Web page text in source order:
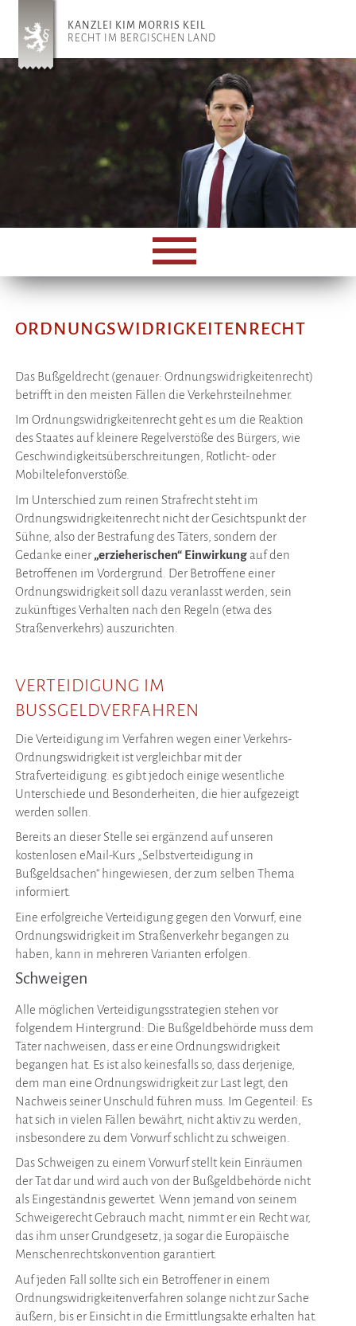
KANZLEI KIM MORRIS KEIL
RECHT IM BERGISCHEN LAND
ORDNUNGSWIDRIGKEITENRECHT
Das Bußgeldrecht (genauer: Ordnungswidrigkeitenrecht)
betrifft in den meisten Fällen die Verkehrsteilnehmer.
Im Ordnungswidrigkeitenrecht geht es um die Reaktion
des Staates auf kleinere Regelverstöße des Bürgers, wie
Geschwindigkeitsüberschreitungen, Rotlicht- oder
Mobiltelefonverstöße.
Im Unterschied zum reinen Strafrecht steht im
Ordnungswidrigkeitenrecht nicht der Gesichtspunkt der
Sühne, also der Bestrafung des Täters, sondern der
Gedanke einer „erzieherischen“ Einwirkungauf den
Betroffenen im Vordergrund. Der Betroffene einer
Ordnungswidrigkeit soll dazu veranlasst werden, sein
zukünftiges Verhalten nach den Regeln (etwa des
Straßenverkehrs) auszurichten.
VERTEIDIGUNG IM
BUSSGELDVERFAHREN
Die Verteidigung im Verfahren wegen einer Verkehrs-
Ordnungswidrigkeit ist vergleichbar mit der
Strafverteidigung. es gibt jedoch einige wesentliche
Unterschiede und Besonderheiten, die hier aufgezeigt
werden sollen.
Bereits an dieser Stelle sei ergänzend auf unseren
kostenlosen eMail-Kurs „Selbstverteidigung in
Bußgeldsachen“ hingewiesen, der zum selben Thema
informiert.
Eine erfolgreiche Verteidigung gegen den Vorwurf, eine
Ordnungswidrigkeit im Straßenverkehr begangen zu
haben, kann in mehreren Varianten erfolgen.
Schweigen
Alle möglichen Verteidigungsstrategien stehen vor
folgendem Hintergrund: Die Bußgeldbehörde muss dem
Täter nachweisen, dass er eine Ordnungswidrigkeit
begangen hat. Es ist also keinesfalls so, dass derjenige,
dem man eine Ordnungswidrigkeit zur Last legt, den
Nachweis seiner Unschuld führen muss. Im Gegenteil: Es
hat sich in vielen Fällen bewährt, nicht aktiv zu werden,
insbesondere zu dem Vorwurf schlicht zu schweigen.
Das Schweigen zu einem Vorwurf stellt kein Einräumen
der Tat dar und wird auch von der Bußgeldbehörde nicht
als Eingeständnis gewertet. Wenn jemand von seinem
Schweigerecht Gebrauch macht, nimmt er ein Recht war,
das ihm unser Grundgesetz, ja sogar die Europäische
Menschenrechtskonvention garantiert.
Auf jeden Fall sollte sich ein Betroffener in einem
Ordnungswidrigkeitenverfahren solange nicht zur Sache
äußern, bis er Einsicht in die Ermittlungsakte erhalten hat.